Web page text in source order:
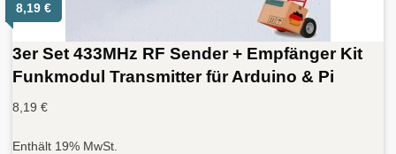
8,19 €
3er Set 433MHz RF Sender + Empfänger Kit
Funkmodul Transmitter für Arduino & Pi
8,19 €
Enthält 19% MwSt.